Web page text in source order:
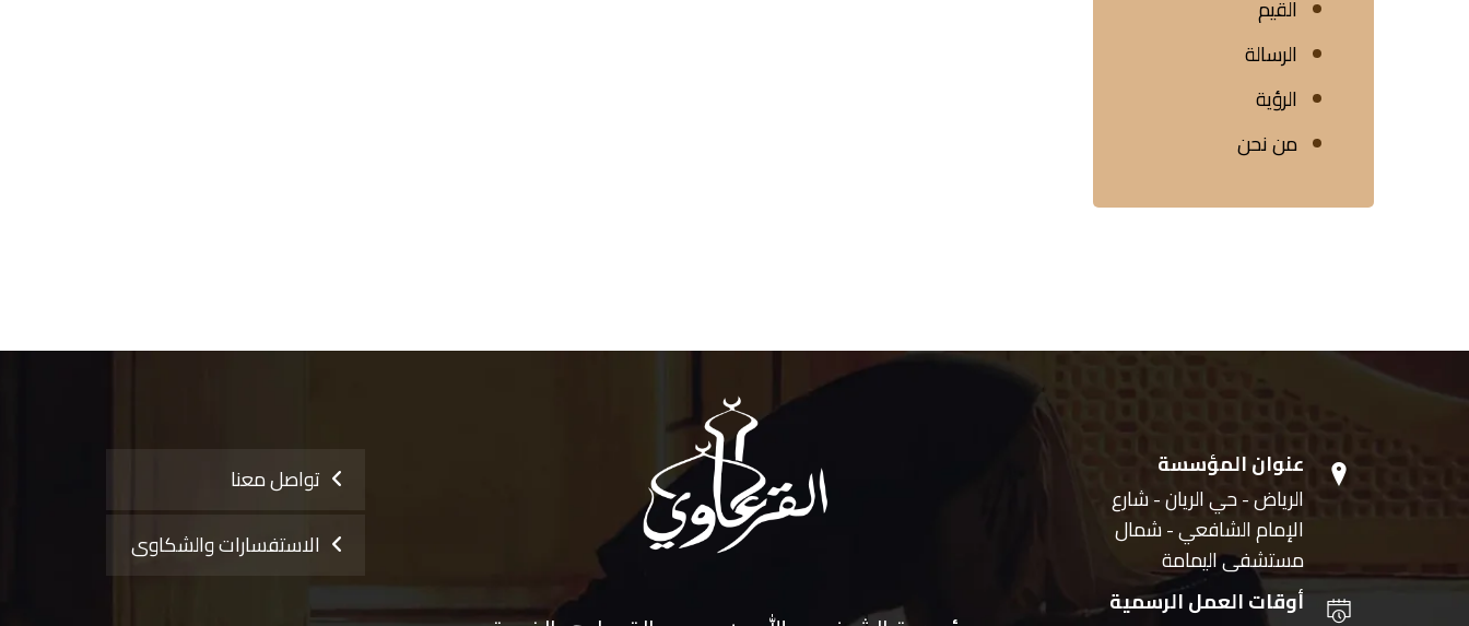
القيم
الرسالة
الرؤية
من نحن
عنوان المؤسسة
الرياض - حي الريان - شارع
الإمام الشافعي - شمال
مستشفى اليمامة
أوقات العمل الرسمية
تواصل معنا
الاستفسارات والشكاوى